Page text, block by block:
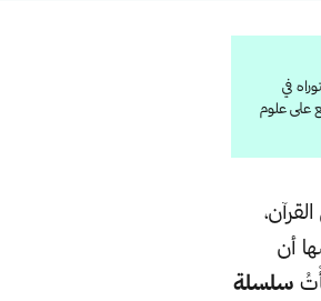
في
على علوم
أن
سلسلة